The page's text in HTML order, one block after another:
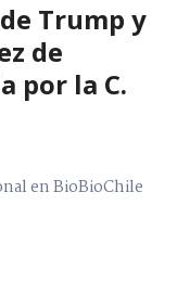
Trump y
de
por la C.
en BioBioChile